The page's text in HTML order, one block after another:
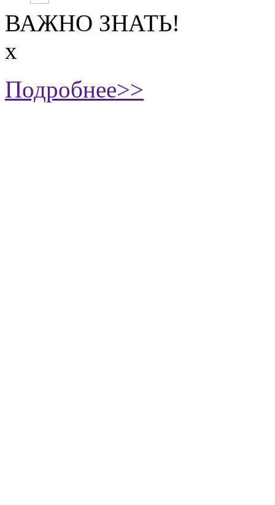
ВАЖНО ЗНАТЬ!
х
Подробнее>>